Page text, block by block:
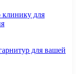
для
для вашей